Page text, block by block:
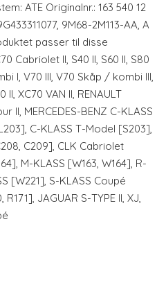
ATE Originalnr.: 163 540 12
9M68-2M113-AA, A
passer til disse
Cabriolet II, S40 II, S60 II, S80
I, V70 III, V70 Skåp / kombi III,
II, XC70 VAN II, RENAULT
II, MERCEDES-BENZ C-KLASS
C-KLASS T-Model [S203],
C209], CLK Cabriolet
M-KLASS [W163, W164], R-
[W221], S-KLASS Coupé
JAGUAR S-TYPE II, XJ,